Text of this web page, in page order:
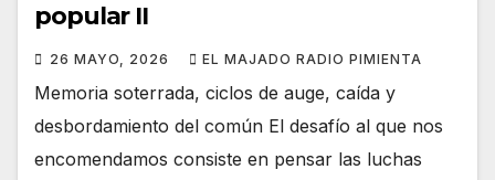
popular II
26 MAYO, 2026 EL MAJADO RADIO PIMIENTA
Memoria soterrada, ciclos de auge, caída y
desbordamiento del común El desafío al que nos
encomendamos consiste en pensar las luchas